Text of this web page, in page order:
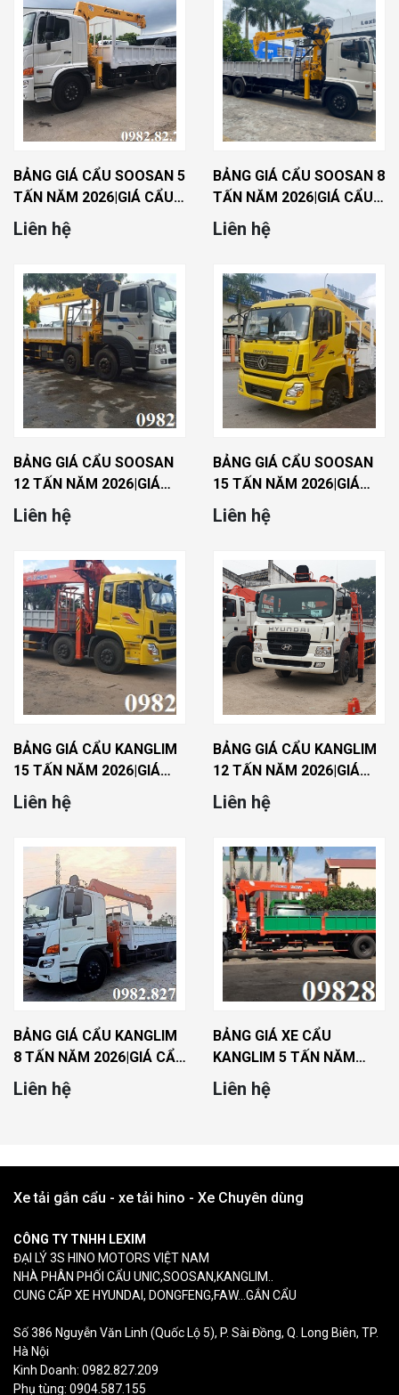
BẢNG GIÁ CẨU SOOSAN 5
TẤN NĂM 2026|GIÁ CẨU 5
TẤN SOOSAN MỚI NHẤT
Liên hệ
BẢNG GIÁ CẨU SOOSAN 8
TẤN NĂM 2026|GIÁ CẨU 8
TẤN SOOSAN MỚI NHẤT
Liên hệ
BẢNG GIÁ CẨU SOOSAN
12 TẤN NĂM 2026|GIÁ
CẨU 12 TẤN SOOSAN
MỚI NHẤT
Liên hệ
BẢNG GIÁ CẨU SOOSAN
15 TẤN NĂM 2026|GIÁ
CẨU 15 TẤN SOOSAN
MỚI NHẤT
Liên hệ
BẢNG GIÁ CẨU KANGLIM
15 TẤN NĂM 2026|GIÁ
CẨU 15 TẤN KANGLIM
MỚI NHẤT
Liên hệ
BẢNG GIÁ CẨU KANGLIM
12 TẤN NĂM 2026|GIÁ
CẨU 12 TẤN KANGLIM
MỚI NHẤT
Liên hệ
BẢNG GIÁ CẨU KANGLIM
8 TẤN NĂM 2026|GIÁ CẨU
8 TẤN KANGLIM MỚI
NHẤT
Liên hệ
BẢNG GIÁ XE CẨU
KANGLIM 5 TẤN NĂM
2026|GIÁ XE CẨU 5 TẤN
KANGLIM MỚI NHẤT
Liên hệ
Xe tải gắn cẩu - xe tải hino - Xe Chuyên dùng
CÔNG TY TNHH LEXIM
ĐẠI LÝ 3S HINO MOTORS VIỆT NAM
NHÀ PHÂN PHỐI CẨU UNIC,SOOSAN,KANGLIM..
CUNG CẤP XE HYUNDAI, DONGFENG,FAW...GẮN CẨU
Số 386 Nguyễn Văn Linh (Quốc Lộ 5), P. Sài Đồng, Q. Long Biên, TP.
Hà Nội
Kinh Doanh: 0982.827.209
Phụ tùng: 0904.587.155